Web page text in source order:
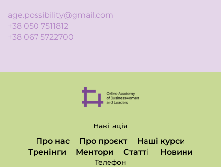
age.possibility@gmail.com
+38 050 7511812
+38 067 5722700
Навігація
Про нас Про проєкт
Наші курси
Тренінги
Ментори Статті Новини
Телефон